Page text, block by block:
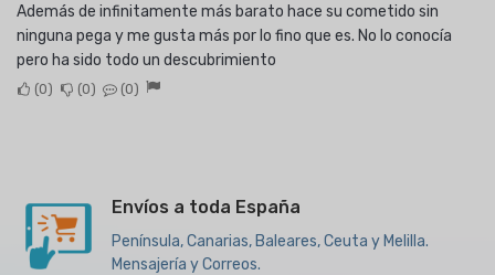
Además de infinitamente más barato hace su cometido sin
ninguna pega y me gusta más por lo fino que es. No lo conocía
pero ha sido todo un descubrimiento
0 0 0
Envíos a toda España
Península, Canarias, Baleares, Ceuta y Melilla.
Mensajería y Correos.